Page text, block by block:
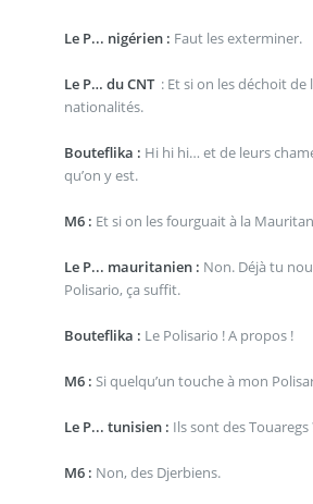
Le P... nigérien : Faut les exterminer.
Le P… du CNT : Et si on les déchoit de
nationalités.
Bouteflika : Hi hi hi… et de leurs
qu’on y est.
M6 : Et si on les fourguait à la
Le P... mauritanien : Non. Déjà tu
Polisario, ça suffit.
Bouteflika : Le Polisario ! A propos !
M6 : Si quelqu’un touche à mon
Le P... tunisien : Ils sont des Touaregs
M6 : Non, des Djerbiens.